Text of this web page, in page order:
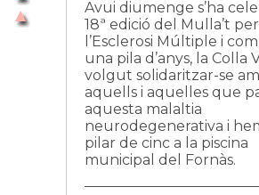
Avui diumenge s’ha
18ª edició del Mulla’t per
l’Esclerosi Múltiple i
una pila d’anys, la Colla
volgut solidaritzar-se
aquells i aquelles que
aquesta malaltia
neurodegenerativa i
pilar de cinc a la piscina
municipal del Fornàs.